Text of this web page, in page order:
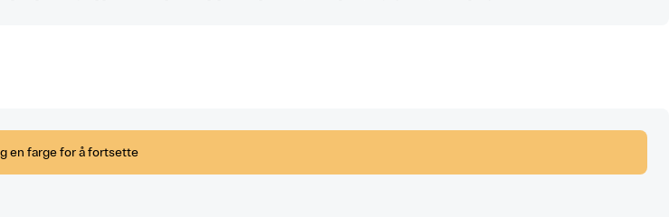
en farge for å fortsette